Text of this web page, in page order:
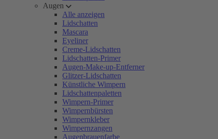
Augen
Alle anzeigen
Lidschatten
Mascara
Eyeliner
Creme-Lidschatten
Lidschatten-Primer
Augen-Make-up-Entferner
Glitzer-Lidschatten
Künstliche Wimpern
Lidschattenpaletten
Wimpern-Primer
Wimpernbürsten
Wimpernkleber
Wimpernzangen
Augenbrauenfarbe